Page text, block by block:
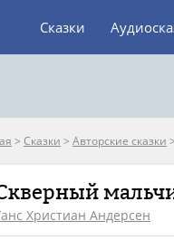
Сказки
> Сказки > Авторские сказки >
Христиан Андерсен